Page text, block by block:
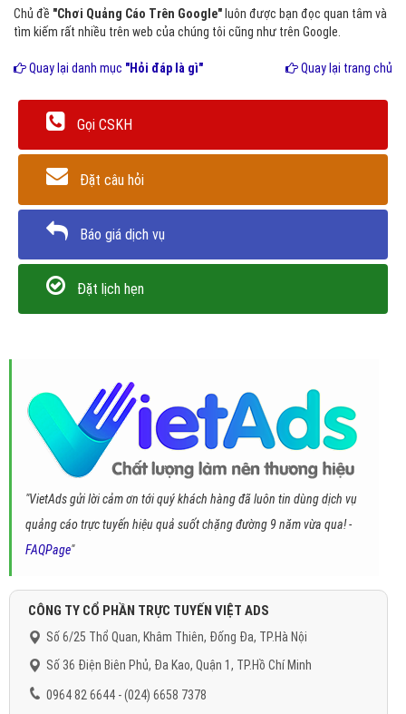
Chủ đề "Chơi Quảng Cáo Trên Google" luôn được bạn đọc quan tâm và
tìm kiếm rất nhiều trên web của chúng tôi cũng như trên Google.
Quay lại danh mục "Hỏi đáp là gì" Quay lại trang chủ
Gọi CSKH
Đặt câu hỏi
Báo giá dịch vụ
Đặt lịch hẹn
"VietAds gửi lời cảm ơn tới quý khách hàng đã luôn tin dùng dịch vụ
quảng cáo trực tuyến hiệu quả suốt chặng đường 9 năm vừa qua! -
FAQPage"
CÔNG TY CỔ PHẦN TRỰC TUYẾN VIỆT ADS
Số 6/25 Thổ Quan, Khâm Thiên, Đống Đa, TP.Hà Nội
Số 36 Điện Biên Phủ, Đa Kao, Quận 1, TP.Hồ Chí Minh
0964 82 6644 - (024) 6658 7378